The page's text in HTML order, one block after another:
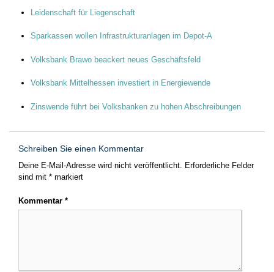
Leidenschaft für Liegenschaft
Sparkassen wollen Infrastrukturanlagen im Depot-A
Volksbank Brawo beackert neues Geschäftsfeld
Volksbank Mittelhessen investiert in Energiewende
Zinswende führt bei Volksbanken zu hohen Abschreibungen
Schreiben Sie einen Kommentar
Deine E-Mail-Adresse wird nicht veröffentlicht. Erforderliche Felder
sind mit * markiert
Kommentar *